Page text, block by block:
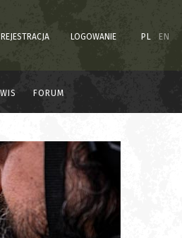
REJESTRACJA LOGOWANIE PL EN
FORUM